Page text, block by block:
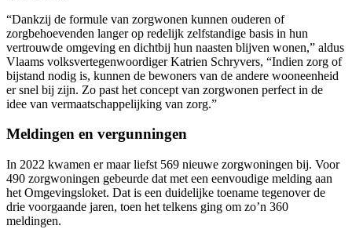
“Dankzij de formule van zorgwonen kunnen ouderen of
zorgbehoevenden langer op redelijk zelfstandige basis in hun
vertrouwde omgeving en dichtbij hun naasten blijven wonen,” aldus
Vlaams volksvertegenwoordiger Katrien Schryvers, “Indien zorg of
bijstand nodig is, kunnen de bewoners van de andere wooneenheid
er snel bij zijn. Zo past het concept van zorgwonen perfect in de
idee van vermaatschappelijking van zorg.”
Meldingen en vergunningen
In 2022 kwamen er maar liefst 569 nieuwe zorgwoningen bij. Voor
490 zorgwoningen gebeurde dat met een eenvoudige melding aan
het Omgevingsloket. Dat is een duidelijke toename tegenover de
drie voorgaande jaren, toen het telkens ging om zo’n 360
meldingen.